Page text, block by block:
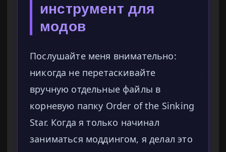
инструмент для
модов
Послушайте меня внимательно:
никогда не перетаскивайте
вручную отдельные файлы в
корневую папку Order of the Sinking
Star. Когда я только начинал
заниматься моддингом, я делал это